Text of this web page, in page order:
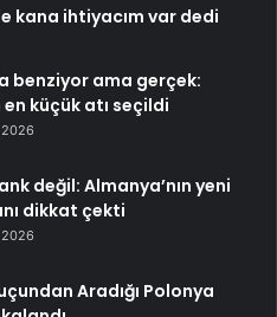
kana ihtiyacım var dedi
benziyor ama gerçek:
en küçük atı seçildi
değil: Almanya’nın yeni
dikkat çekti
Aradığı Polonya